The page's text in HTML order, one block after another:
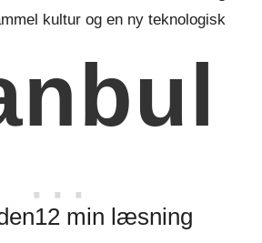
12 min læsning
kultur og en ny teknologisk